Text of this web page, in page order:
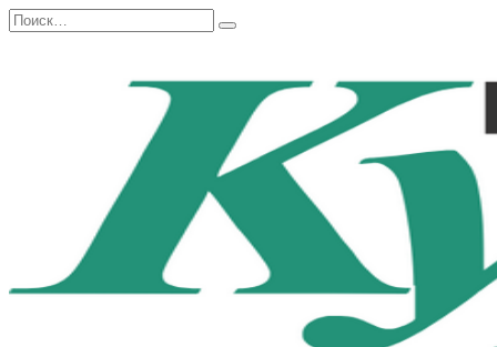
Перейти
к
Search
for: